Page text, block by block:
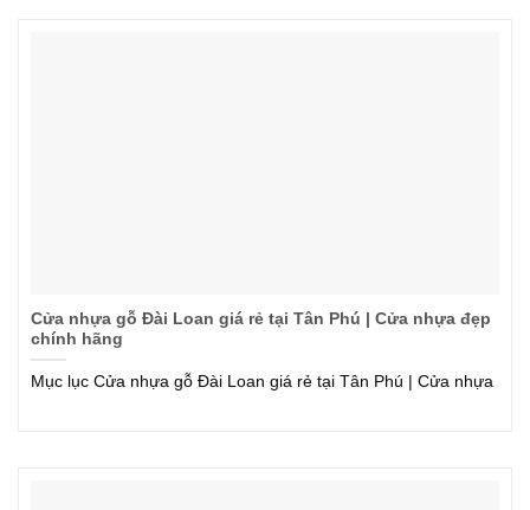
Cửa nhựa gỗ Đài Loan giá rẻ tại Tân Phú | Cửa nhựa đẹp
chính hãng
Mục lục Cửa nhựa gỗ Đài Loan giá rẻ tại Tân Phú | Cửa nhựa